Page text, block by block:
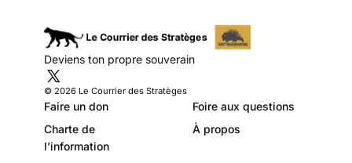
Deviens ton propre souverain
© 2026 Le Courrier des Stratèges
Faire un don
Foire aux questions
Charte de
l’information
À propos